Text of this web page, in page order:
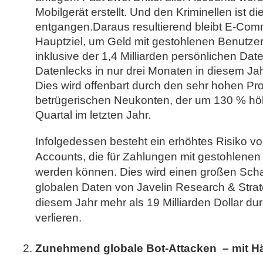
Mobilgerät erstellt. Und den Kriminellen ist
entgangen.Daraus resultierend bleibt E-
Hauptziel, um Geld mit gestohlenen
inklusive der 1,4 Milliarden persönlichen
Datenlecks in nur drei Monaten in diesem
Dies wird offenbart durch den sehr hohen
betrügerischen Neukonten, der um 130 %
Quartal im letzten Jahr.
Infolgedessen besteht ein erhöhtes Risiko
Accounts, die für Zahlungen mit
werden können. Dies wird einen großen
globalen Daten von Javelin Research &
diesem Jahr mehr als 19 Milliarden Dollar
verlieren.
Zunehmend globale Bot-Attacken – mit